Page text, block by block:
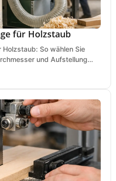
für Holzstaub
So wählen Sie
und Aufstellung